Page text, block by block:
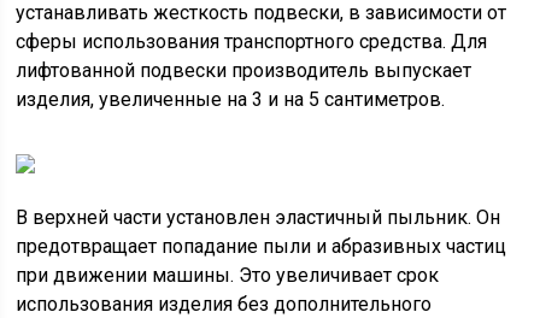
устанавливать жесткость подвески, в зависимости от
сферы использования транспортного средства. Для
лифтованной подвески производитель выпускает
изделия, увеличенные на 3 и на 5 сантиметров.
В верхней части установлен эластичный пыльник. Он
предотвращает попадание пыли и абразивных частиц
при движении машины. Это увеличивает срок
использования изделия без дополнительного